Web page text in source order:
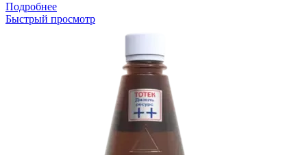
Подробнее
Быстрый просмотр